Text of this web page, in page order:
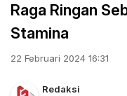
Raga Ringan
Stamina
22 Februari 2024 16:31
Redaksi